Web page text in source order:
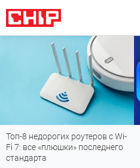
Топ-8 недорогих роутеров с Wi-
Fi 7: все «плюшки» последнего
стандарта